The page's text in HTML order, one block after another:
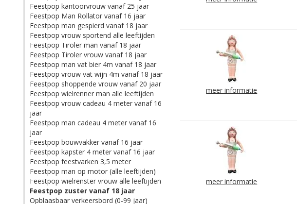
Feestpop kantoorvrouw vanaf 25 jaar
Feestpop Man Rollator vanaf 16 jaar
Feestpop man gespierd vanaf 18 jaar
Feestpop vrouw sportend alle leeftijden
Feestpop Tiroler man vanaf 18 jaar
Feestpop Tiroler vrouw vanaf 18 jaar
Feestpop man vat bier 4m vanaf 18 jaar
Feestpop vrouw vat wijn 4m vanaf 18 jaar
Feestpop shoppende vrouw vanaf 20 jaar
Feestpop wielrenner man alle leeftijden
Feestpop vrouw cadeau 4 meter vanaf 16
jaar
Feestpop man cadeau 4 meter vanaf 16
jaar
Feestpop bouwvakker vanaf 16 jaar
Feestpop kapster 4 meter vanaf 16 jaar
Feestpop feestvarken 3,5 meter
Feestpop man op motor (alle leeftijden)
Feestpop wielrenster vrouw alle leeftijden
Feestpop zuster vanaf 18 jaar
Opblaasbaar verkeersbord (0-99 jaar)
meer informatie
meer informatie